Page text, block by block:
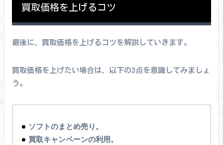
買取価格を上げるコツ
最後に、買取価格を上げるコツを解説していきます。
買取価格を上げたい場合は、以下の3点を意識してみましょ
う。
ソフトのまとめ売り。
買取キャンペーンの利用。